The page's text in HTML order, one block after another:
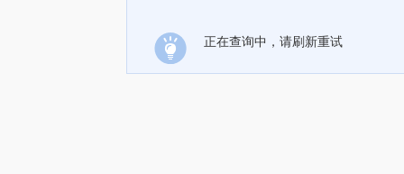
正在查询中，请刷新重试